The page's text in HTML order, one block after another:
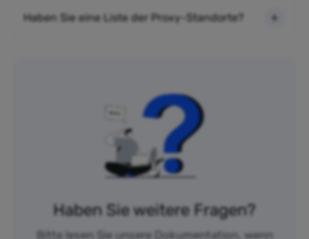
Haben Sie eine Liste der Proxy-Standorte?
Haben Sie weitere Fragen?
Bitte lesen Sie unsere Dokumentation, wenn